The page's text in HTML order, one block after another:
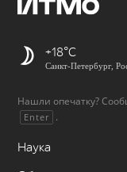
+18
Санкт-Петербург,
Нашли опечатку?
Enter .
Наука